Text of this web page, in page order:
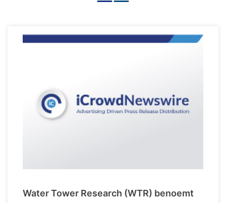
Water Tower Research (WTR) benoemt